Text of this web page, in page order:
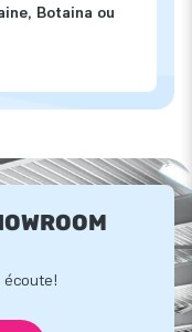
Botaina ou
écoute!